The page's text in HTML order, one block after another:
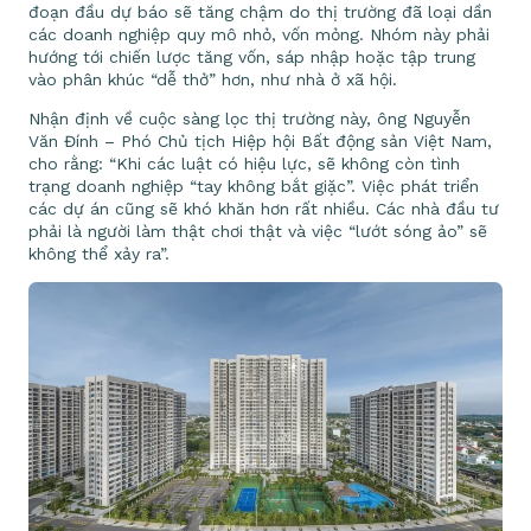
đoạn đầu dự báo sẽ tăng chậm do thị trường đã loại dần
các doanh nghiệp quy mô nhỏ, vốn mỏng. Nhóm này phải
hướng tới chiến lược tăng vốn, sáp nhập hoặc tập trung
vào phân khúc “dễ thở” hơn, như nhà ở xã hội.
Nhận định về cuộc sàng lọc thị trường này, ông Nguyễn
Văn Đính – Phó Chủ tịch Hiệp hội Bất động sản Việt Nam,
cho rằng: “Khi các luật có hiệu lực, sẽ không còn tình
trạng doanh nghiệp “tay không bắt giặc”. Việc phát triển
các dự án cũng sẽ khó khăn hơn rất nhiều. Các nhà đầu tư
phải là người làm thật chơi thật và việc “lướt sóng ảo” sẽ
không thể xảy ra”.